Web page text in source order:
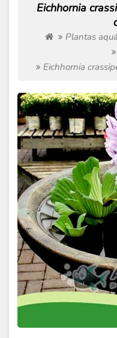
Eichhornia
Plantas
Eichhornia